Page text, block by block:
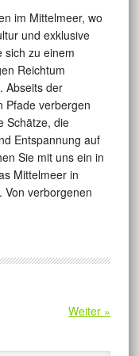
im Mittelmeer, wo
und exklusive
sich zu einem
Reichtum
Abseits der
Pfade verbergen
Schätze, die
Entspannung auf
Sie mit uns ein in
Mittelmeer in
Von verborgenen
Weiter »